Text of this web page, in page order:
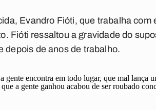
Evandro Fióti, que trabalha
Fióti ressaltou a gravidade do
depois de anos de trabalho.
gente encontra em todo lugar, que mal lança
a gente ganhou acabou de ser roubado